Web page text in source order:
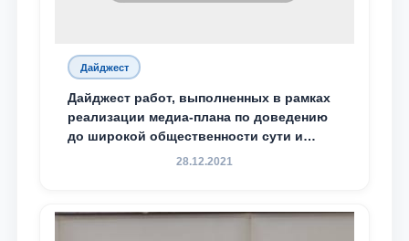
Дайджест
Дайджест работ, выполненных в рамках
реализации медиа-плана по доведению
до широкой общественности сути и
содержания задач, определённых в
Мажлису и народу Узбекистана
28.12.2021